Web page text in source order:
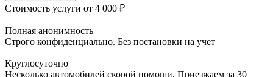
Стоимость услуги от 4 000 ₽
Полная анонимность
Строго конфиденциально. Без постановки на учет
Круглосуточно
Несколько автомобилей скорой помощи. Приезжаем за 30